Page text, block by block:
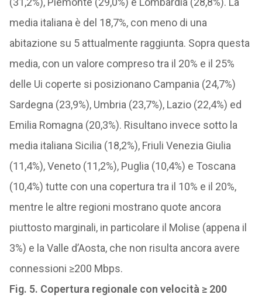
media italiana è del 18,7%, con meno di una
abitazione su 5 attualmente raggiunta. Sopra questa
media, con un valore compreso tra il 20% e il 25%
delle Ui coperte si posizionano Campania (24,7%)
Sardegna (23,9%), Umbria (23,7%), Lazio (22,4%) ed
Emilia Romagna (20,3%). Risultano invece sotto la
media italiana Sicilia (18,2%), Friuli Venezia Giulia
(11,4%), Veneto (11,2%), Puglia (10,4%) e Toscana
(10,4%) tutte con una copertura tra il 10% e il 20%,
mentre le altre regioni mostrano quote ancora
piuttosto marginali, in particolare il Molise (appena il
3%) e la Valle d’Aosta, che non risulta ancora avere
connessioni ≥200 Mbps.
Fig. 5. Copertura regionale con velocità ≥ 200